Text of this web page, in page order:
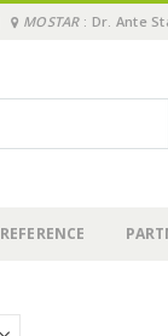
MOSTAR: Dr. Ante
REFERENCE